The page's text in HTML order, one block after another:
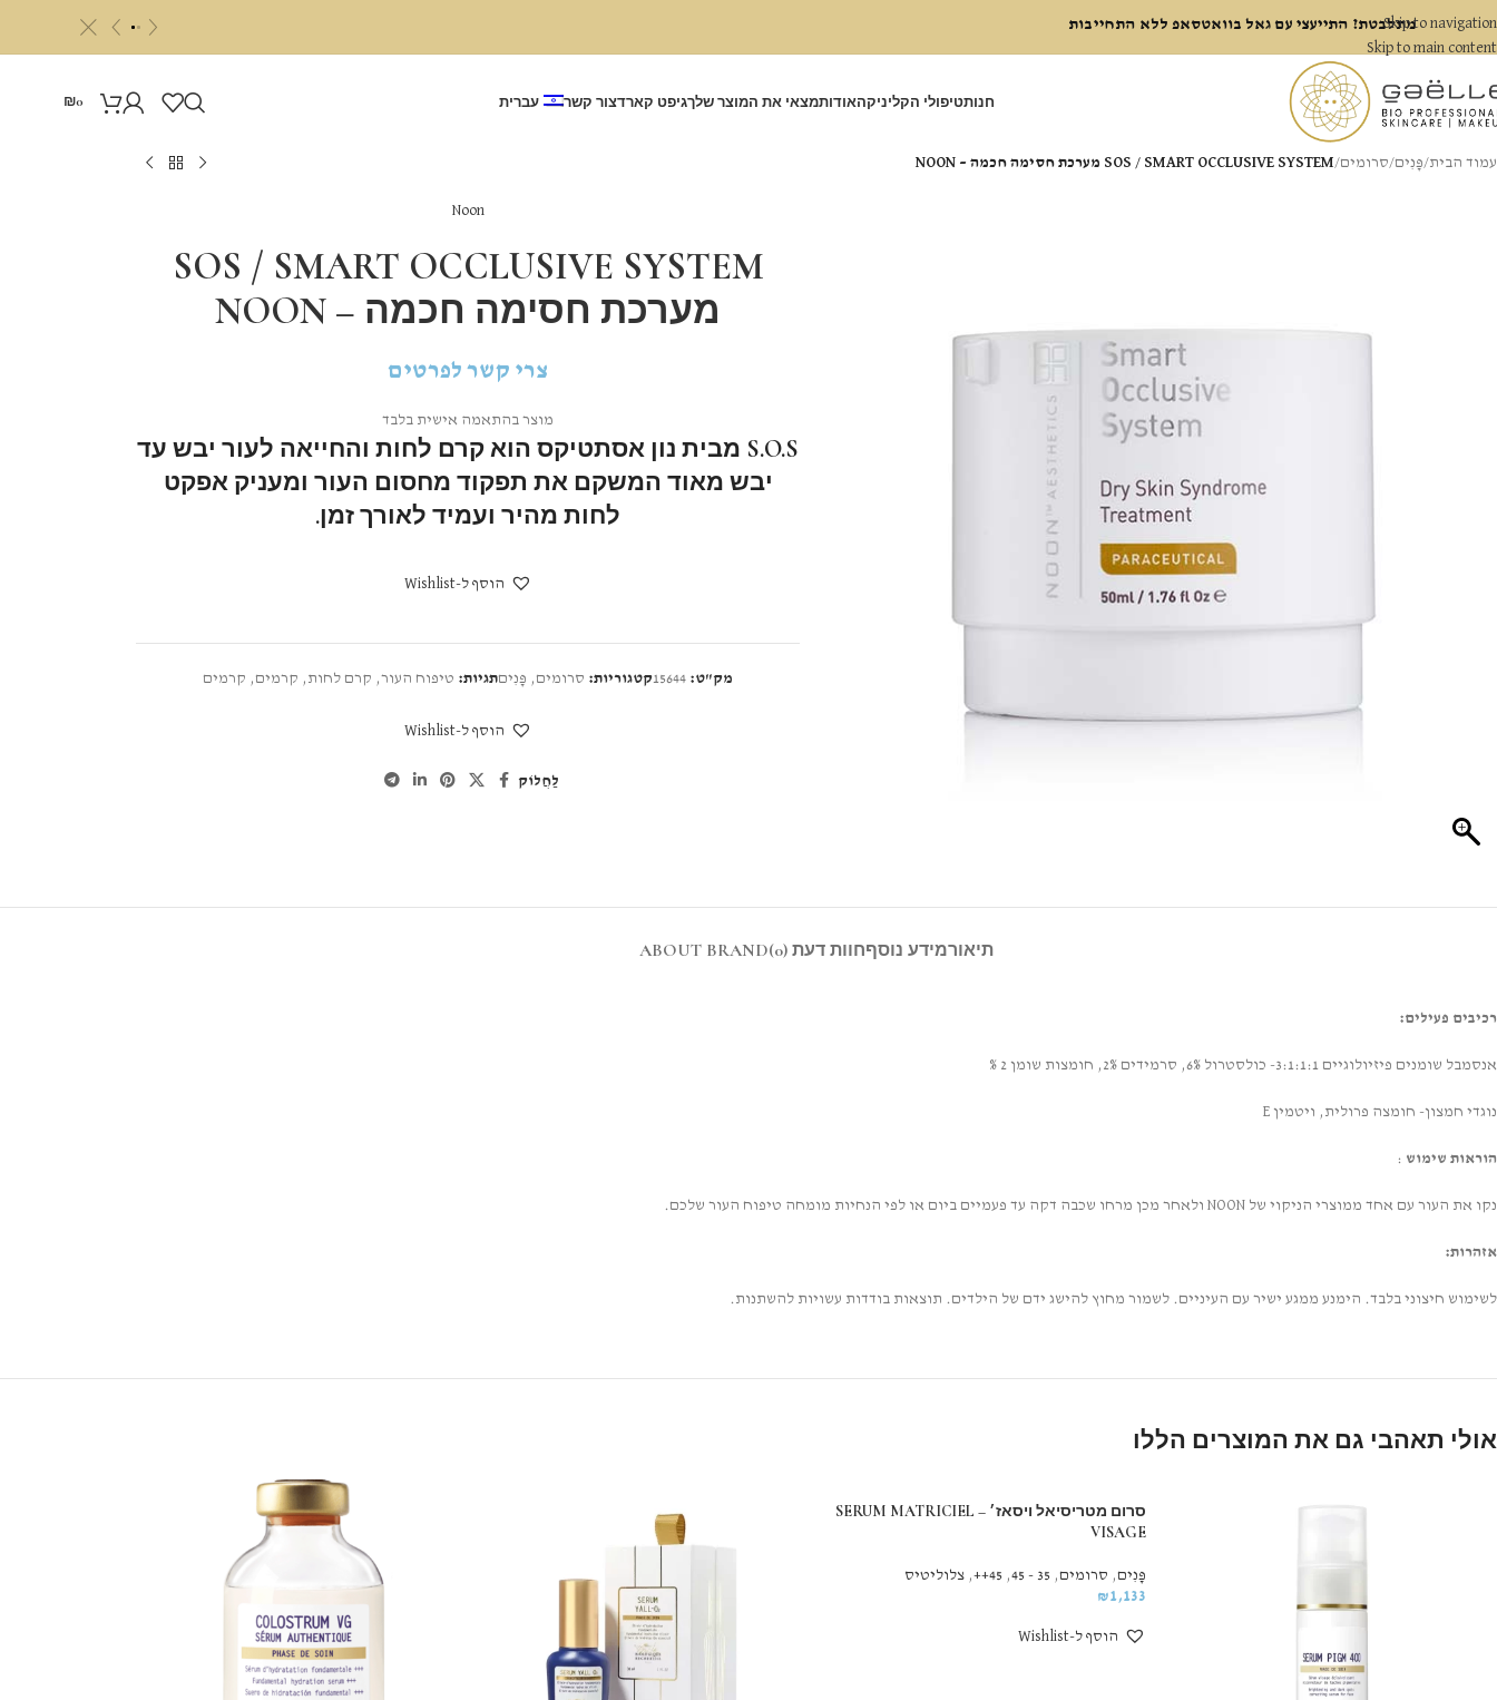
מתלבטת? התייעצי עם גאל בוואטסאפ ללא התחייבות c
Skip to navigation
Skip to main content
חנותטיפולי הקליניקהאודותמצאי את המוצר שלךגיפט קארדצור קשר עברית ₪0
עמוד הבית/פָּנִים/סרומים/SOS / SMART OCCLUSIVE SYSTEM מערכת חסימה חכמה – NOON
Noon
SOS / SMART OCCLUSIVE SYSTEM
מערכת חסימה חכמה – NOON
צרי קשר לפרטים
מוצר בהתאמה אישית בלבד
S.O.S מבית נון אסתטיקס הוא קרם לחות והחייאה לעור יבש עד
יבש מאוד המשקם את תפקוד מחסום העור ומעניק אפקט
לחות מהיר ועמיד לאורך זמן.
הוסף ל-Wishlist
מק"ט: 15644קטגוריות: סרומים , פָּנִיםתגיות: טיפוח העור, קרם לחות , קרמים , קרמים
הוסף ל-Wishlist
לַחֲלוֹק
תיאורמידע נוסףחוות דעת (0) ABOUT BRAND
רכיבים פעילים:
אנסמבל שומנים פיזיולוגיים 3:1:1:1- כולסטרול 6%, סרמידים 2%, חומצות שומן 2 %
נוגדי חמצון- חומצה פרולית, ויטמין E
הוראות שימוש :
נקו את העור עם אחד ממוצרי הניקוי של NOON ולאחר מכן מרחו שכבה דקה עד פעמיים ביום או לפי הנחיות מומחה טיפוח העור שלכם.
אזהרות:
לשימוש חיצוני בלבד. הימנע ממגע ישיר עם העיניים. לשמור מחוץ להישג ידם של הילדים. תוצאות בודדות עשויות להשתנות.
אולי תאהבי גם את המוצרים הללו
סרום מטריסיאל ויסאז׳ – SERUM MATRICIEL
VISAGE
פָּנִים, סרומים,
35 - 45
,
45++
, צלוליטיס
₪1,133
הוסף ל-Wishlist